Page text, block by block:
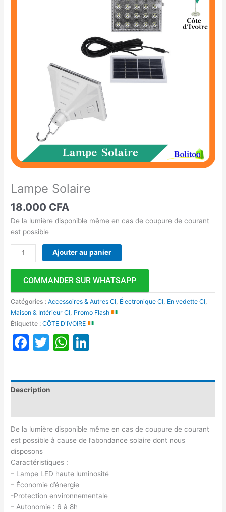
Lampe Solaire
18.000 CFA
De la lumière disponible même en cas de coupure de courant
est possible
Ajouter au panier
COMMANDER SUR WHATSAPP
Catégories :Accessoires & Autres CI Électronique CI En vedette CI
Maison & Intérieur CI Promo Flash
Étiquette :CÔTE D'IVOIRE
Facebook
TwitterWhatsApp
Description
De la lumière disponible même en cas de coupure de courant
est possible à cause de l’abondance solaire dont nous
disposons
Caractéristiques :
– Lampe LED haute luminosité
– Économie d’énergie
-Protection environnementale
– Autonomie : 6 à 8h